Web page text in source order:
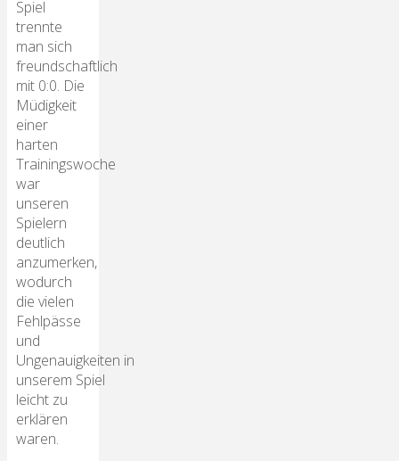
Spiel
trennte
man sich
freundschaftlich
mit 0:0. Die
Müdigkeit
einer
harten
Trainingswoche
war
unseren
Spielern
deutlich
anzumerken,
wodurch
die vielen
Fehlpässe
und
Ungenauigkeiten in
unserem Spiel
leicht zu
erklären
waren.